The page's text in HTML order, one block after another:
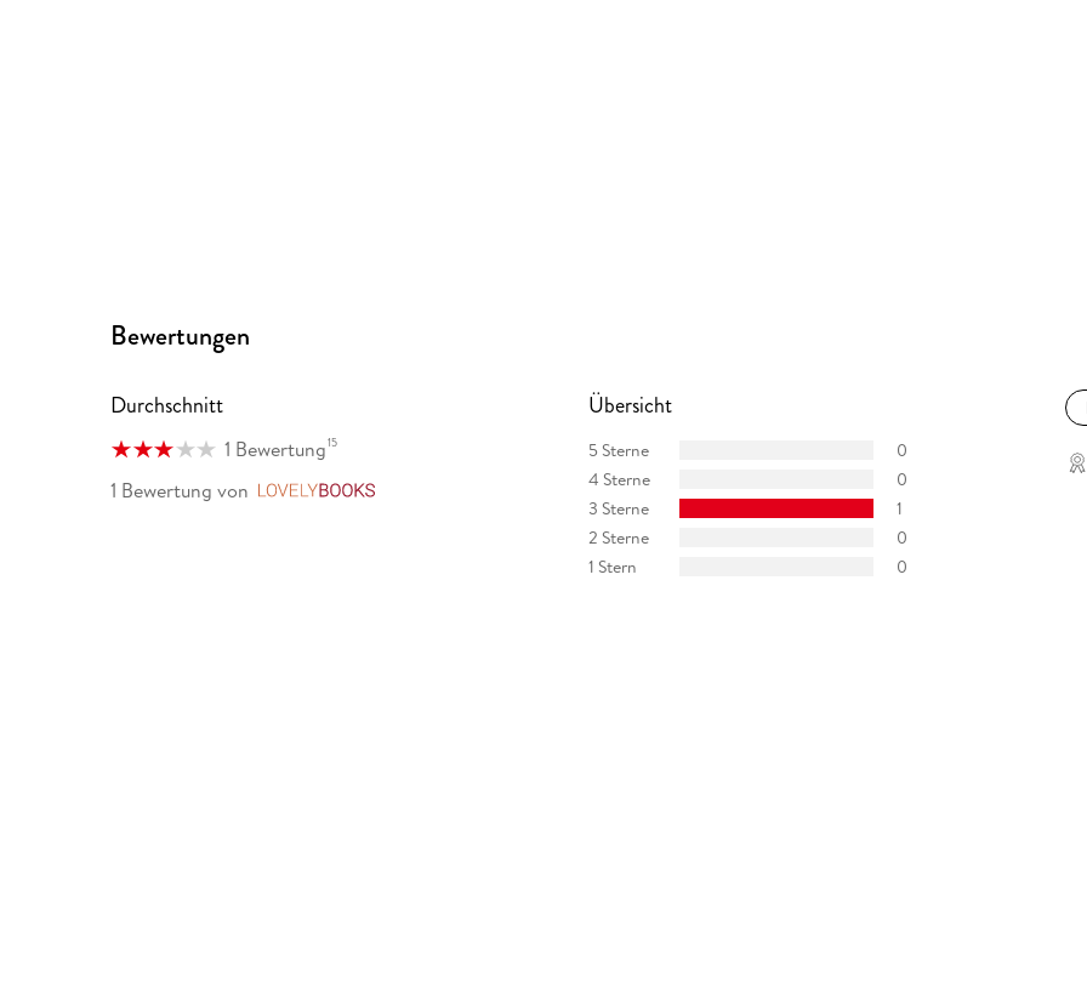
Bewertungen
Durchschnitt
1 Bewertung15
1 Bewertung von
Übersicht
5 Sterne
0
4 Sterne
0
3 Sterne
1
2 Sterne
0
1 Stern
0